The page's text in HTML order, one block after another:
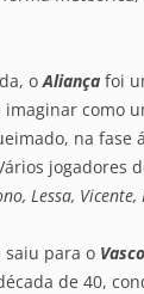
oAliança foi
como
na fase
jogadores
Lessa,
saiu para o
de 40,